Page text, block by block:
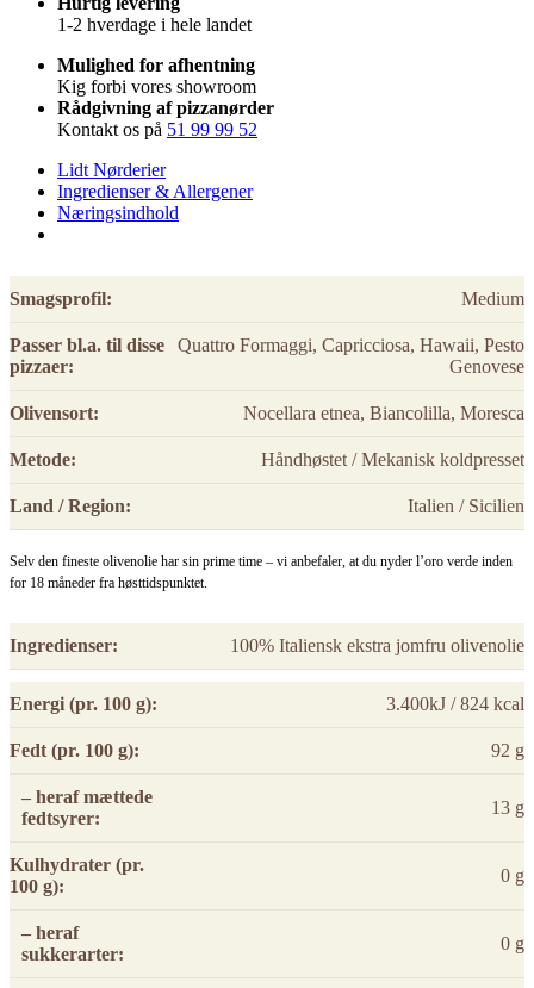
1-2 hverdage i hele landet
Mulighed for afhentning
Kig forbi vores showroom
Rådgivning af pizzanørder
Kontakt os på 51 99 99 52
Lidt Nørderier
Ingredienser & Allergener
Næringsindhold
Smagsprofil: Medium
Passer bl.a. til disse
pizzaer:
Quattro Formaggi, Capricciosa, Hawaii, Pesto
Genovese
Olivensort: Nocellara etnea, Biancolilla, Moresca
Metode: Håndhøstet / Mekanisk koldpresset
Land / Region: Italien / Sicilien
Selv den fineste olivenolie har sin prime time – vi anbefaler, at du nyder l’oro verde inden
for 18 måneder fra høsttidspunktet.
Ingredienser: 100% Italiensk ekstra jomfru olivenolie
Energi (pr. 100 g): 3.400kJ / 824 kcal
Fedt (pr. 100 g): 92 g
– heraf mættede
fedtsyrer:
13 g
Kulhydrater (pr.
100 g):
0 g
– heraf
sukkerarter:
0 g